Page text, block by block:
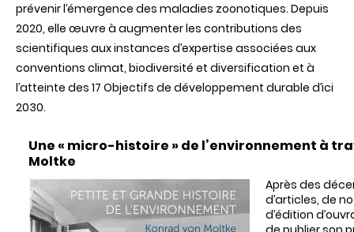
prévenir l’émergence des maladies zoonotiques. Depuis
2020, elle œuvre à augmenter les contributions des
scientifiques aux instances d’expertise associées aux
conventions climat, biodiversité et diversification et à
l’atteinte des 17 Objectifs de développement durable d’ici
2030.
Une « micro-histoire » de l’environnement à
Moltke
Après des
d’articles, de
d’édition